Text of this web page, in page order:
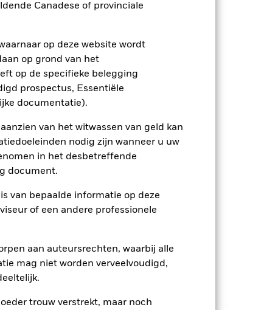
Canadese of provinciale
op deze website wordt
op grond van het
op de specifieke belegging
prospectus, Essentiële
documentatie).
van het witwassen van geld kan
nodig zijn wanneer u uw
in het desbetreffende
document.
van bepaalde informatie op deze
of een andere professionele
aan auteursrechten, waarbij alle
mag niet worden verveelvoudigd,
trouw verstrekt, maar noch
voor vastrentende effecten.
geven misschien niet de totale
waarop ze gebaseerd zijn en
ondernemingen uit te sluiten die
kan het potentiële
waarde van de beleggingen van
als tegenpartij voor afgeleide
aangehouden effect is mogelijk
dat er onvoldoende kopers of
22/mei/2024
Obligaties
0,00%